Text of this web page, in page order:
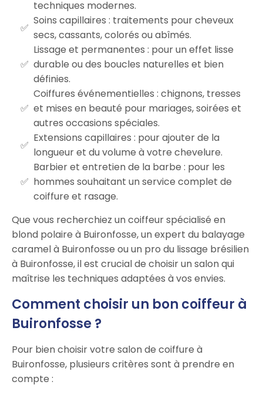
techniques modernes.
Soins capillaires : traitements pour cheveux
secs, cassants, colorés ou abîmés.
Lissage et permanentes : pour un effet lisse
durable ou des boucles naturelles et bien
définies.
Coiffures événementielles : chignons, tresses
et mises en beauté pour mariages, soirées et
autres occasions spéciales.
Extensions capillaires : pour ajouter de la
longueur et du volume à votre chevelure.
Barbier et entretien de la barbe : pour les
hommes souhaitant un service complet de
coiffure et rasage.
Que vous recherchiez un coiffeur spécialisé en
blond polaire à Buironfosse, un expert du balayage
caramel à Buironfosse ou un pro du lissage brésilien
à Buironfosse, il est crucial de choisir un salon qui
maîtrise les techniques adaptées à vos envies.
Comment choisir un bon coiffeur à
Buironfosse ?
Pour bien choisir votre salon de coiffure à
Buironfosse, plusieurs critères sont à prendre en
compte :